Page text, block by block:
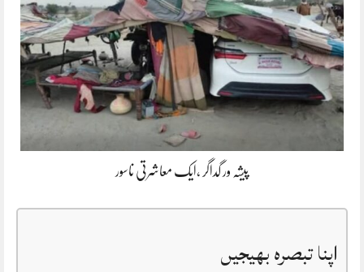
پیشہ ور گداگر ،ایک معاشرتی ناسور
اپنا تبصرہ بھیجیں